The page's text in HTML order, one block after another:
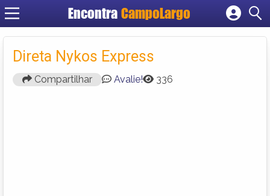
Encontra CampoLargo
Cadastrar empresa
Criar conta
Direta Nykos Express
Compartilhar Avalie! 336